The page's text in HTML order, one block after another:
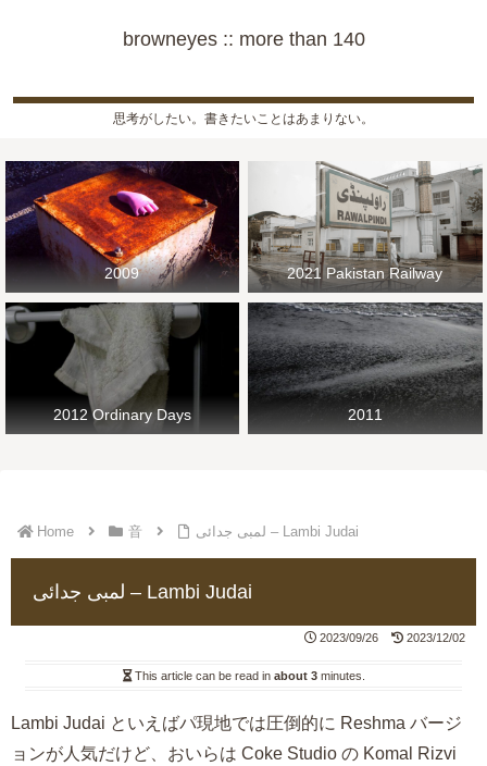
browneyes :: more than 140
思考がしたい。書きたいことはあまりない。
2009 2021 Pakistan Railway
2012 Ordinary Days 2011
Home 音 لمبی جدائی – Lambi Judai
لمبی جدائی – Lambi Judai
2023/09/26 2023/12/02
This article can be read in about 3minutes.
Lambi Judai といえばパ現地では圧倒的に Reshma バージ
ョンが人気だけど、おいらは Coke Studio の Komal Rizvi